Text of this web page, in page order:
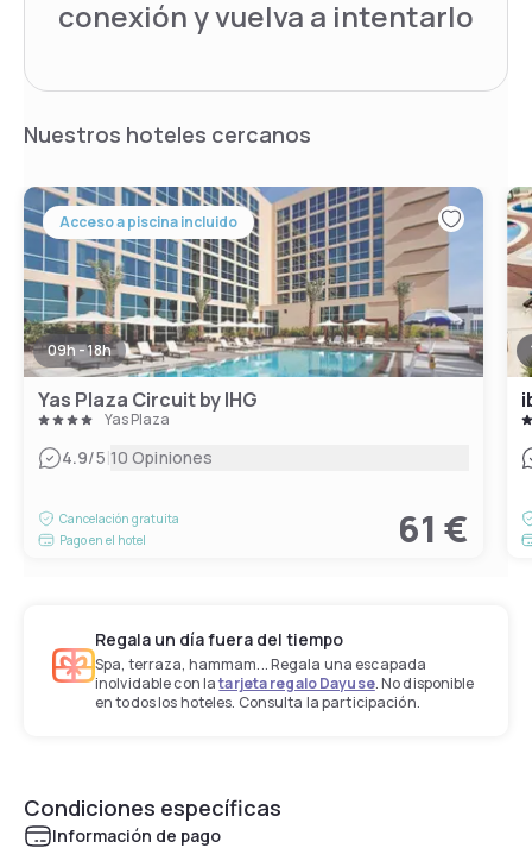
conexión y vuelva a intentarlo
Nuestros hoteles cercanos
Acceso a piscina incluido
09h - 18h
Yas Plaza Circuit by IHG
Yas Plaza
4.9/5|10 Opiniones
Cancelación gratuita
Pago en el hotel
61 €
Regala un día fuera del tiempo
Spa, terraza, hammam... Regala una escapada
inolvidable con latarjeta regalo Dayuse. No disponible
en todos los hoteles. Consulta la participación.
Condiciones específicas
Información de pago